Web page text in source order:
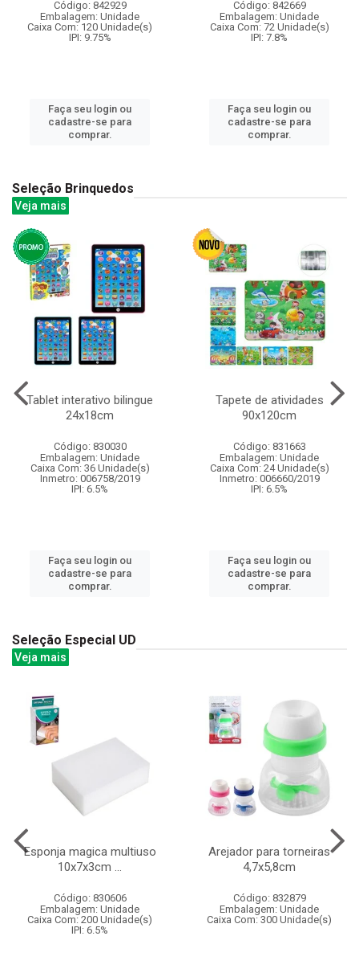
Código: 842929
Embalagem: Unidade
Caixa Com: 120 Unidade(s)
IPI: 9.75%
Faça seu login ou
cadastre-se para
comprar.
Código: 842669
Embalagem: Unidade
Caixa Com: 72 Unidade(s)
IPI: 7.8%
Faça seu login ou
cadastre-se para
comprar.
Seleção Brinquedos
Veja mais
Tablet interativo bilingue
24x18cm
Código: 830030
Embalagem: Unidade
Caixa Com: 36 Unidade(s)
Inmetro: 006758/2019
IPI: 6.5%
Faça seu login ou
cadastre-se para
comprar.
Tapete de atividades
90x120cm
Código: 831663
Embalagem: Unidade
Caixa Com: 24 Unidade(s)
Inmetro: 006660/2019
IPI: 6.5%
Faça seu login ou
cadastre-se para
comprar.
Seleção Especial UD
Veja mais
Esponja magica multiuso
10x7x3cm ...
Código: 830606
Embalagem: Unidade
Caixa Com: 200 Unidade(s)
IPI: 6.5%
Arejador para torneiras
4,7x5,8cm
Código: 832879
Embalagem: Unidade
Caixa Com: 300 Unidade(s)